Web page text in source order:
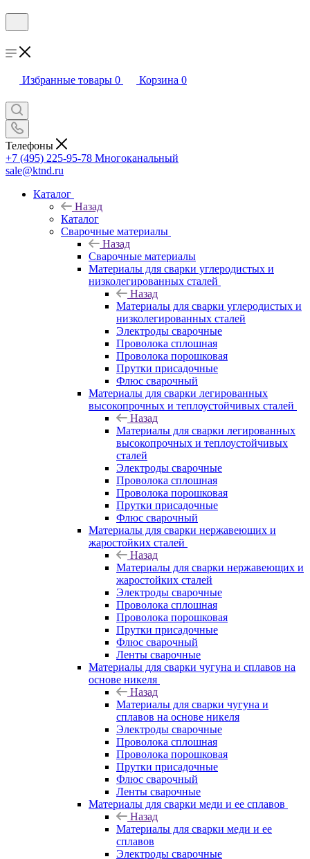
Избранные товары 0 Корзина 0
Телефоны
+7 (495) 225-95-78 Многоканальный
sale@ktnd.ru
Каталог
Назад
Каталог
Сварочные материалы
Назад
Сварочные материалы
Материалы для сварки углеродистых и
низколегированных сталей
Назад
Материалы для сварки углеродистых и
низколегированных сталей
Электроды сварочные
Проволока сплошная
Проволока порошковая
Прутки присадочные
Флюс сварочный
Материалы для сварки легированных
высокопрочных и теплоустойчивых сталей
Назад
Материалы для сварки легированных
высокопрочных и теплоустойчивых
сталей
Электроды сварочные
Проволока сплошная
Проволока порошковая
Прутки присадочные
Флюс сварочный
Материалы для сварки нержавеющих и
жаростойких сталей
Назад
Материалы для сварки нержавеющих и
жаростойких сталей
Электроды сварочные
Проволока сплошная
Проволока порошковая
Прутки присадочные
Флюс сварочный
Ленты сварочные
Материалы для сварки чугуна и сплавов на
основе никеля
Назад
Материалы для сварки чугуна и
сплавов на основе никеля
Электроды сварочные
Проволока сплошная
Проволока порошковая
Прутки присадочные
Флюс сварочный
Ленты сварочные
Материалы для сварки меди и ее сплавов
Назад
Материалы для сварки меди и ее
сплавов
Электроды сварочные